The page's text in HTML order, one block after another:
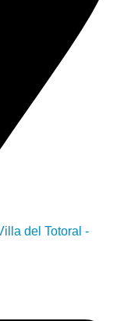
del Totoral -